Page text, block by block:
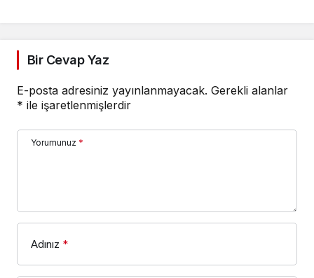
Bir Cevap Yaz
E-posta adresiniz yayınlanmayacak. Gerekli alanlar
* ile işaretlenmişlerdir
Yorumunuz *
Adınız *